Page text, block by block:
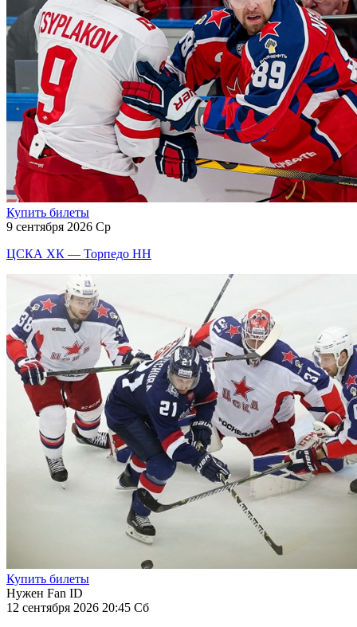
Купить билеты
9 сентября 2026 Ср
ЦСКА ХК — Торпедо НН
Купить билеты
Нужен Fan ID
12 сентября 2026 20:45 Сб